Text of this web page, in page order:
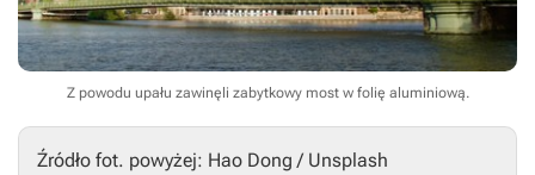
Z powodu upału zawinęli zabytkowy most w folię aluminiową.
Źródło fot. powyżej: Hao Dong / Unsplash